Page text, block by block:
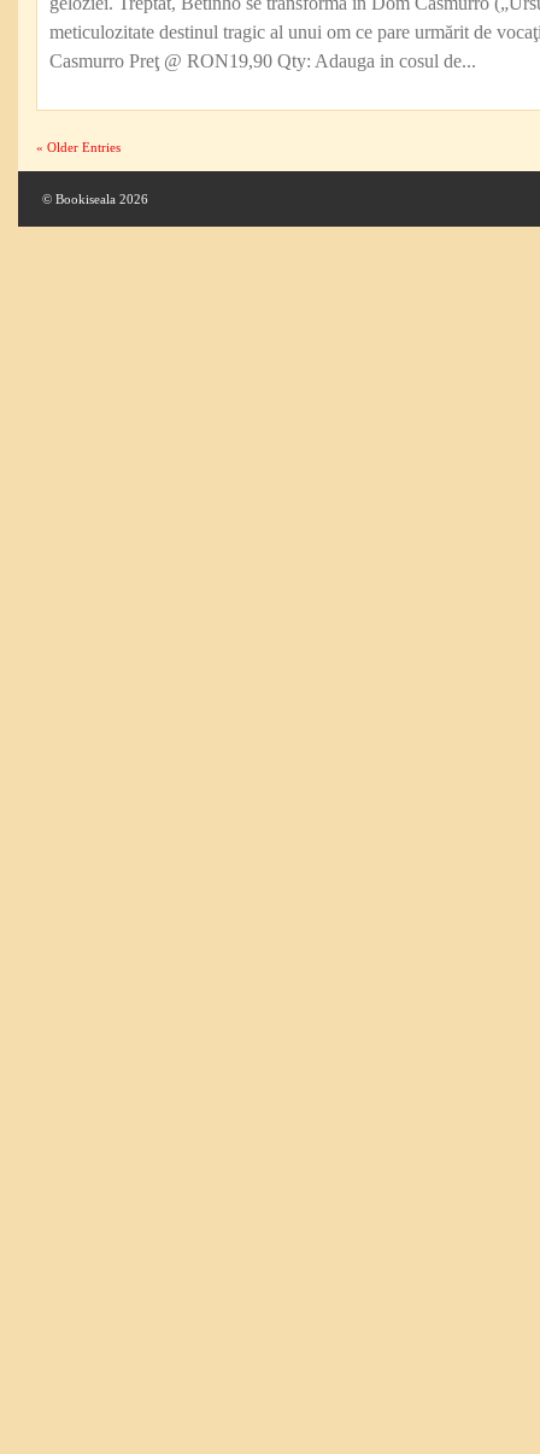
meticulozitate destinul tragic al unui om ce pare urmărit de
Casmurro Preţ @ RON19,90 Qty: Adauga in cosul de...
« Older Entries
© Bookiseala 2026